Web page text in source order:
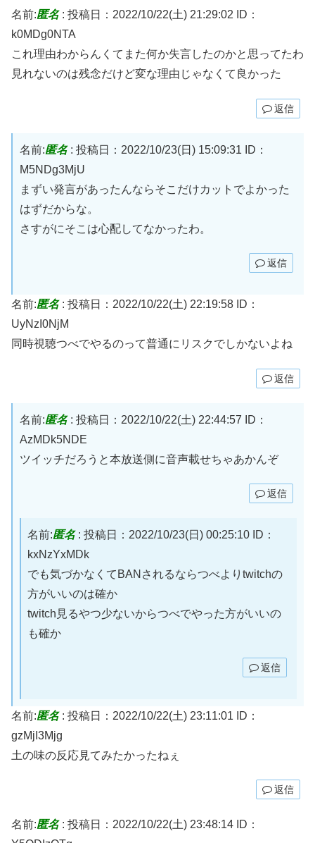
名前:匿名: 投稿日：2022/10/22(土) 21:29:02
ID：
k0MDg0NTA
これ理由わからんくてまた何か失言したのかと思ってたわ
見れないのは残念だけど変な理由じゃなくて良かった
返信
名前:匿名: 投稿日：2022/10/23(日) 15:09:31
ID：
M5NDg3MjU
まずい発言があったんならそこだけカットでよかった
はずだからな。
さすがにそこは心配してなかったわ。
返信
名前:匿名: 投稿日：2022/10/22(土) 22:19:58 ID：
UyNzI0NjM
同時視聴つべでやるのって普通にリスクでしかないよね
返信
名前:匿名: 投稿日：2022/10/22(土) 22:44:57
ID：
AzMDk5NDE
ツイッチだろうと本放送側に音声載せちゃあかんぞ
返信
名前:匿名: 投稿日：2022/10/23(日) 00:25:10 ID：
kxNzYxMDk
でも気づかなくてBANされるならつべよりtwitchの
方がいいのは確か
twitch見るやつ少ないからつべでやった方がいいの
も確か
返信
名前:匿名: 投稿日：2022/10/22(土) 23:11:01
ID：
gzMjI3Mjg
土の味の反応見てみたかったねぇ
返信
名前:匿名: 投稿日：2022/10/22(土) 23:48:14 ID：